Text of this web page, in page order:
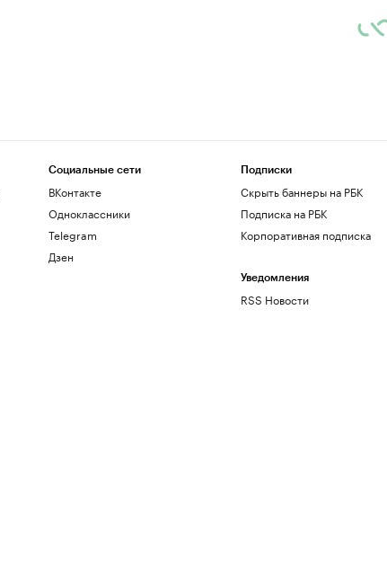
Социальные сети
ВКонтакте
Одноклассники
Telegram
Дзен
Подписки
Скрыть баннеры на РБК
Подписка на РБК
Корпоративная подписка
Уведомления
RSS Новости